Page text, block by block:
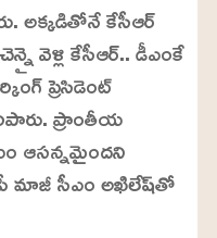
అక్కడితోనే కేసీఆర్‌
వెళ్లి కేసీఆర్‌.. డీఎంకే
ప్రెసిడెంట్‌
ప్రాంతీయ
ఆసన్నమైందని
మాజీ సీఎం అఖిలేష్‌తో